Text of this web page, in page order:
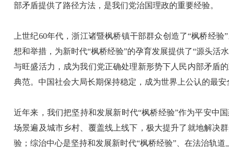
部矛盾提供了路径方法，是我们党治国理政的重要经验。
上世纪60年代，浙江诸暨枫桥镇干部群众创造了“枫桥经
想和举措，为新时代“枫桥经验”的孕育发展提供了“源头活
与旺盛活力，成为我们党正确处理新形势下人民内部矛盾
典范。中国社会大局长期保持稳定，成为世界上公认的最
近年来，我们把坚持和发展新时代“枫桥经验”作为平安中
场景遍及城市乡村、覆盖线上线下，极大提升了就地解决
验；综治中心是坚持和发展新时代“枫桥经验”、在法治轨